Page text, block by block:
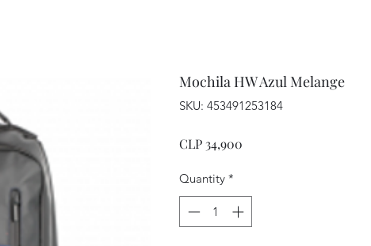
Mochila HW Azul Melange
SKU: 453491253184
CLP 34,900
Quantity *